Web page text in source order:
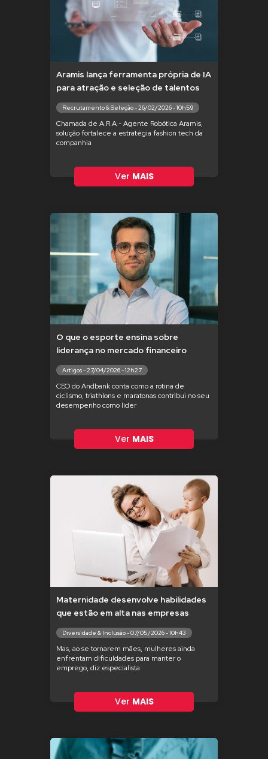
Aramis lança ferramenta própria de IA
para atração e seleção de talentos
Recrutamento & Seleção - 26/02/2026 - 10h59
Chamada de A.R.A - Agente Robótica Aramis,
solução fortalece a estratégia fashion tech da
companhia
Ver MAIS
O que o esporte ensina sobre
liderança no mercado financeiro
Artigos - 27/04/2026 - 12h27
CEO do Andbank conta como a rotina de
ciclismo, triathlons e maratonas contribui no seu
desempenho como líder
Ver MAIS
Maternidade desenvolve habilidades
que estão em alta nas empresas
Diversidade & Inclusão - 07/05/2026 - 10h43
Mas, ao se tornarem mães, mulheres ainda
enfrentam dificuldades para manter o
emprego, diz especialista
Ver MAIS